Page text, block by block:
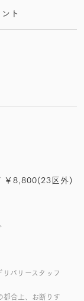
バリースタッフ
都合上、お断りす
ト
8,800(23区外)